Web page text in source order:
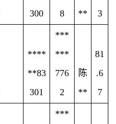
300
8
**
3
****
**83
301
***
***
776
2
陈
**
81
.6
7
***